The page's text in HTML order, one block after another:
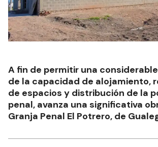
A fin de permitir una
de la capacidad de alojamiento,
de espacios y distribución de la
penal, avanza una significativa
Granja Penal El Potrero, de